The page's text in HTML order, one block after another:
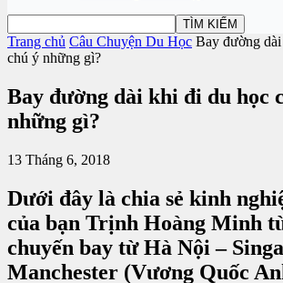
Trang chủ Câu Chuyện Du Học Bay đường
chú ý những gì?
Bay đường dài khi đi du học
những gì?
13 Tháng 6, 2018
Dưới đây là chia sẻ kinh
của bạn Trịnh Hoàng Minh
chuyến bay từ Hà Nội –
Manchester (Vương Quốc